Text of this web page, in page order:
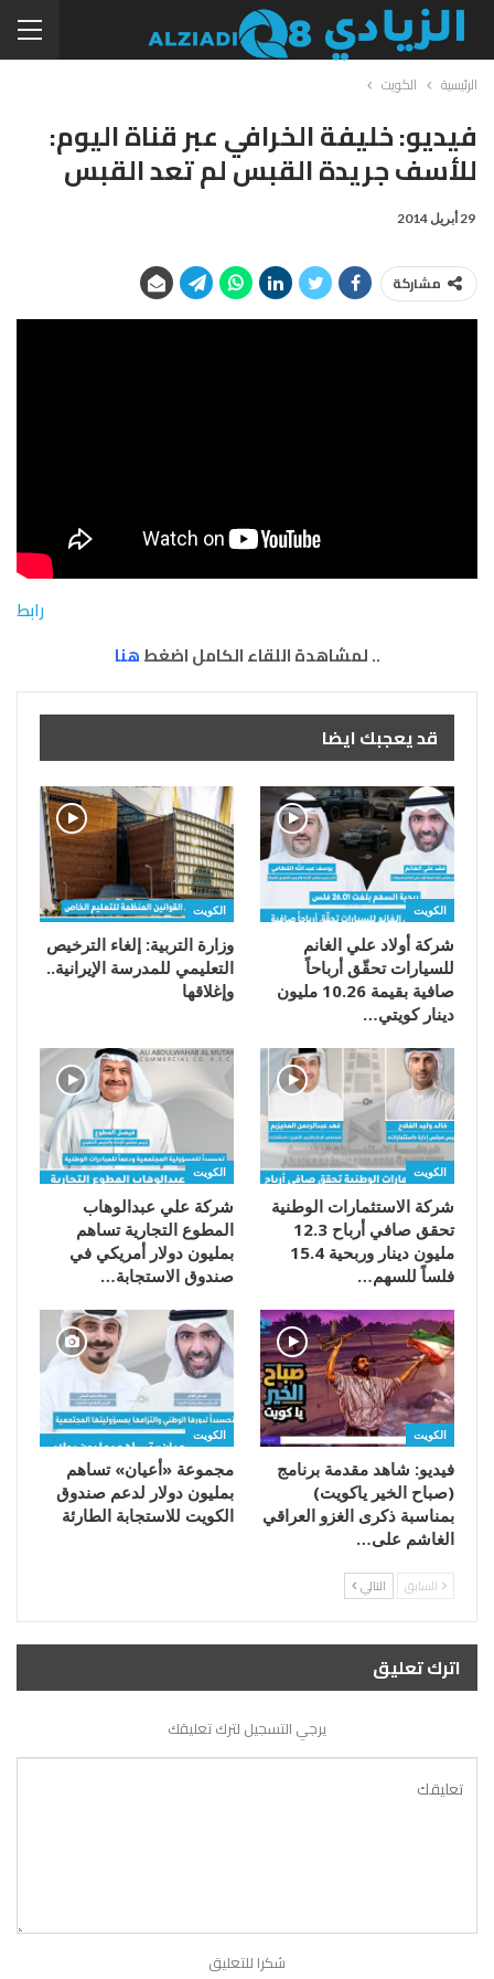
الرئيسية الكويت
فيديو: خليفة الخرافي عبر قناة اليوم:
للأسف جريدة القبس لم تعد القبس
29 أبريل 2014
مشاركة
رابط
.. لمشاهدة اللقاء الكامل اضغطهنا
قد يعجبك ايضا
الكويت
شركة أولاد علي الغانم
للسيارات تحقّق أرباحاً
صافية بقيمة 10.26 مليون
دينار كويتي…
الكويت
وزارة التربية: إلغاء الترخيص
التعليمي للمدرسة الإيرانية..
وإغلاقها
الكويت
شركة الاستثمارات الوطنية
تحقق صافي أرباح 12.3
مليون دينار وربحية 15.4
فلساً للسهم…
الكويت
شركة علي عبدالوهاب
المطوع التجارية تساهم
بمليون دولار أمريكي في
صندوق الاستجابة…
الكويت
فيديو: شاهد مقدمة برنامج
(صباح الخير ياكويت)
بمناسبة ذكرى الغزو العراقي
الغاشم على…
الكويت
مجموعة «أعيان» تساهم
بمليون دولار لدعم صندوق
الكويت للاستجابة الطارئة
السابق التالي
اترك تعليق
يرجي التسجيل لترك تعليقك
شكرا للتعليق